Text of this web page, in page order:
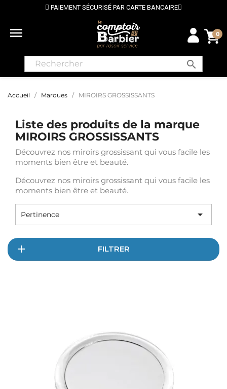
PAIEMENT SÉCURISÉ PAR CARTE BANCAIRE
 0
search
Accueil Marques MIROIRS GROSSISSANTS
Liste des produits de la marque
MIROIRS GROSSISSANTS
Découvrez nos miroirs grossissant qui vous facile les
moments bien être et beauté.
Découvrez nos miroirs grossissant qui vous facile les
moments bien être et beauté.
Pertinence 
FILTRER